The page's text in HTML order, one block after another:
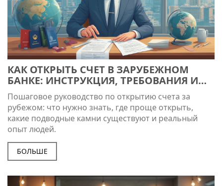
КАК ОТКРЫТЬ СЧЕТ В ЗАРУБЕЖНОМ
БАНКЕ: ИНСТРУКЦИЯ, ТРЕБОВАНИЯ И
СОВЕТЫ
Пошаговое руководство по открытию счета за
рубежом: что нужно знать, где проще открыть,
какие подводные камни существуют и реальный
опыт людей.
БОЛЬШЕ